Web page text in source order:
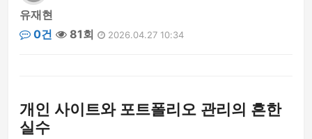
유재현
0건
81회 2026.04.27 10:34
개인 사이트와 포트폴리오 관리의 흔한
실수